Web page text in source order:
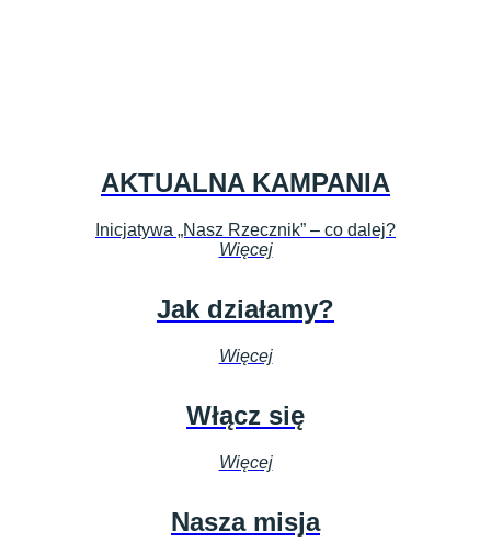
AKTUALNA KAMPANIA
Inicjatywa „Nasz Rzecznik” – co dalej?
Więcej
Jak działamy?
Więcej
Włącz się
Więcej
Nasza misja